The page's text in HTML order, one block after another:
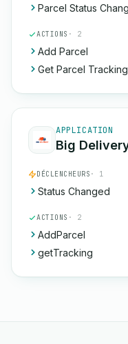
Parcel Status
ACTIONS · 2
Add Parcel
Get Parcel Tracking
APPLICATION
Big
DÉCLENCHEURS · 1
Status Changed
ACTIONS · 2
AddParcel
getTracking